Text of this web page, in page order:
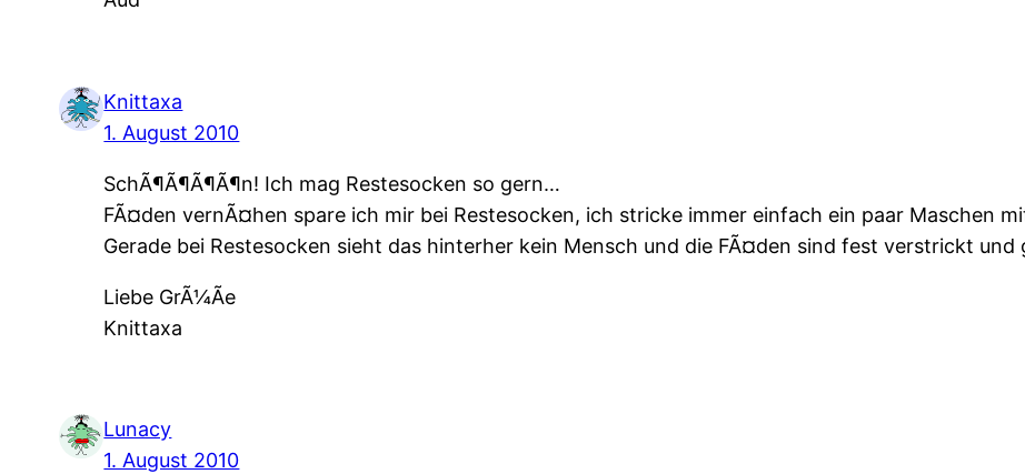
Knittaxa
1. August 2010
SchÃ¶Ã¶Ã¶Ã¶n! Ich mag Restesocken so gern…
FÃ¤den vernÃ¤hen spare ich mir bei Restesocken, ich stricke immer einfach ein paar Maschen
Gerade bei Restesocken sieht das hinterher kein Mensch und die FÃ¤den sind fest verstrickt
Liebe GrÃ¼Ãe
Knittaxa
Lunacy
1. August 2010